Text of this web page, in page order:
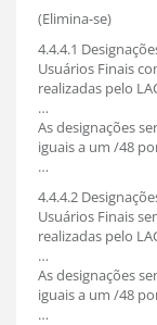
(Elimina-se)
4.4.4.1
Usuários Finais
realizadas pelo
…
As designações
iguais a um /48
…
4.4.4.2
Usuários Finais
realizadas pelo
…
As designações
iguais a um /48
…